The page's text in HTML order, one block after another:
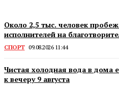
Около 2,5 тыс. человек
исполнителей на
СПОРТ 09.08.2026 11:44
Чистая холодная вода в дома
к вечеру 9 августа